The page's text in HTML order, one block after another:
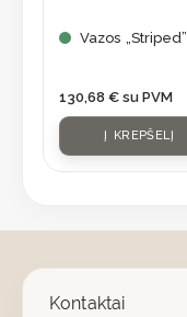
Vazos „Striped”
130,68 € su PVM
Į KREPŠELĮ
Kontaktai